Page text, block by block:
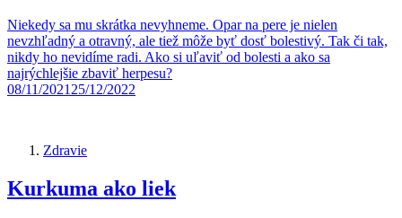
Niekedy sa mu skrátka nevyhneme. Opar na pere je nielen
nevzhľadný a otravný, ale tiež môže byť dosť bolestivý. Tak či tak,
nikdy ho nevidíme radi. Ako si uľaviť od bolesti a ako sa
najrýchlejšie zbaviť herpesu?
08/11/2021 25/12/2022
Zdravie
Kurkuma ako liek